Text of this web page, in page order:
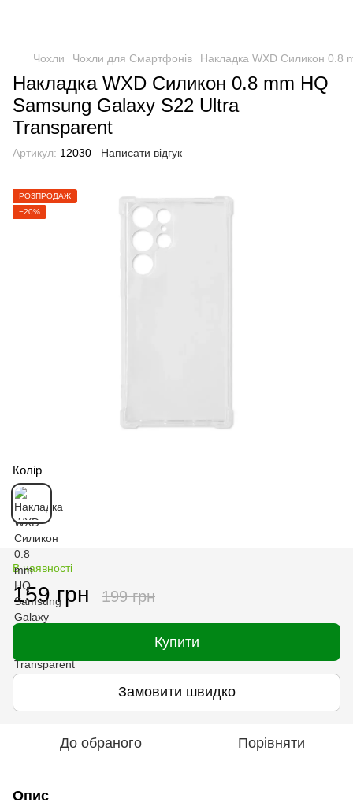
Чохли Чохли для Смартфонів Накладка WXD Силикон 0.8
Накладка WXD Силикон 0.8 mm HQ
Samsung Galaxy S22 Ultra
Transparent
Артикул: 12030 Написати відгук
РОЗПРОДАЖ
−20%
Колір
В наявності
159 грн 199 грн
Купити
Замовити швидко
До обраного Порівняти
Опис